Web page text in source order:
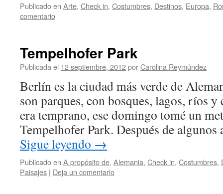
Publicado en Arte, Check in, Costumbres, Destinos, Europa,
comentario
Tempelhofer Park
Publicada el 12 septiembre, 2012porCarolina Reymúndez
Berlín es la ciudad más verde de
son parques, con bosques, lagos, ríos
era temprano, ese domingo tomé un
Tempelhofer Park. Después de
Sigue leyendo →
Publicado en A propósito de, Alemania, Check in, Costumbres,
Paisajes | Deja un comentario